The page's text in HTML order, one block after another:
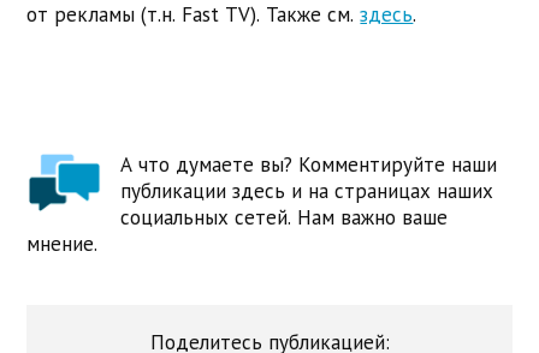
от рекламы (т.н. Fast TV). Также см.здесь.
А что думаете вы? Комментируйте наши
публикации здесь и на страницах наших
социальных сетей. Нам важно ваше
мнение.
Поделитесь публикацией: